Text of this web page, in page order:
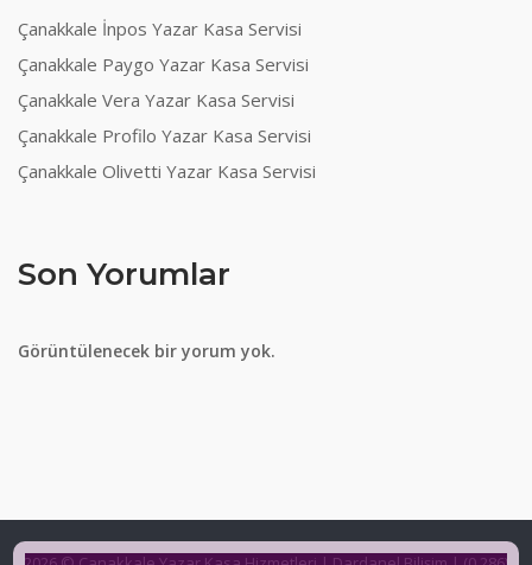
Çanakkale İnpos Yazar Kasa Servisi
Çanakkale Paygo Yazar Kasa Servisi
Çanakkale Vera Yazar Kasa Servisi
Çanakkale Profilo Yazar Kasa Servisi
Çanakkale Olivetti Yazar Kasa Servisi
Son Yorumlar
Görüntülenecek bir yorum yok.